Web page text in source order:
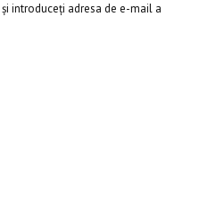
și introduceți adresa de e-mail a